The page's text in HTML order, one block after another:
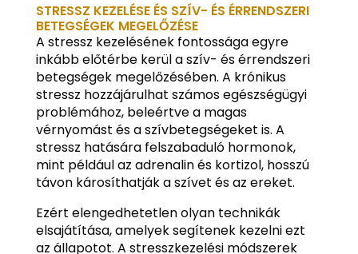
STRESSZ KEZELÉSE ÉS SZÍV- ÉS ÉRRENDSZERI
BETEGSÉGEK MEGELŐZÉSE
A stressz kezelésének fontossága egyre
inkább előtérbe kerül a szív- és érrendszeri
betegségek megelőzésében. A krónikus
stressz hozzájárulhat számos egészségügyi
problémához, beleértve a magas
vérnyomást és a szívbetegségeket is. A
stressz hatására felszabaduló hormonok,
mint például az adrenalin és kortizol, hosszú
távon károsíthatják a szívet és az ereket.
Ezért elengedhetetlen olyan technikák
elsajátítása, amelyek segítenek kezelni ezt
az állapotot. A stresszkezelési módszerek